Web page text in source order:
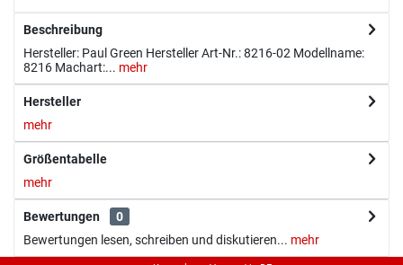
Beschreibung
Hersteller: Paul Green Hersteller Art-Nr.: 8216-02 Modellname:
8216 Machart:... mehr
Hersteller
mehr
Größentabelle
mehr
Bewertungen
0
Bewertungen lesen, schreiben und diskutieren... mehr